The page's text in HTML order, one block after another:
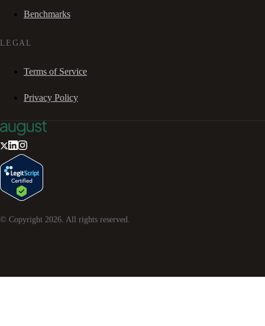
Benchmarks
LEGAL
Terms of Service
Privacy Policy
© Copyright 2026 . All rights reserved.